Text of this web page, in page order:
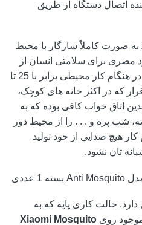
اتصال دستگاه از طریق
به صورت کاملاً سازگار با محیط
مضری برای سلامتی انسان از
خود تولید نمی‌کند. این محصول در هنگام کار محیطی برابر با 25 تا
که در اکثر خانه های کوچک،
اتاق خواب کافی بوده که به
شب پره و . . . را از محیط دور
هیچ صدایی از خود تولید
تان نشود.
حالت کاری پایه که به
روی Xiaomi Mosquito